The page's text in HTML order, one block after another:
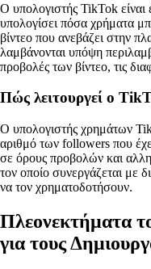
Ο υπολογιστής TikTok είναι
υπολογίσει πόσα χρήματα
βίντεο που ανεβάζει στην
λαμβάνονται υπόψη
προβολές των βίντεο, τις
Πώς λειτουργεί ο
Ο υπολογιστής χρημάτων
αριθμό των followers που
σε όρους προβολών και
τον οποίο συνεργάζεται με
να τον χρηματοδοτήσουν.
Πλεονεκτήματα
για τους